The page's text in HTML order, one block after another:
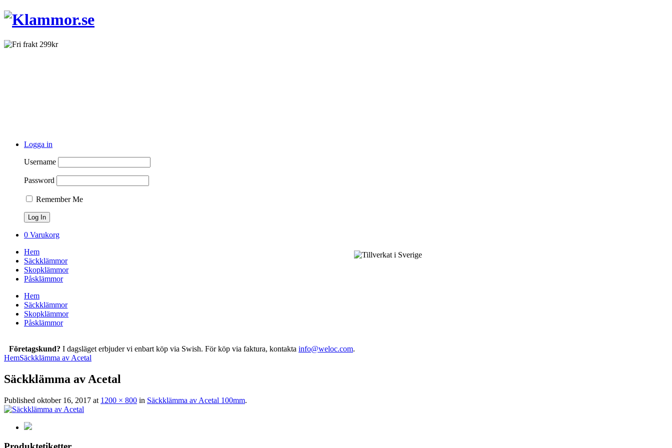
Logga in
Username
Password
Remember Me
0 Varukorg
Hem
Säckklämmor
Skopklämmor
Påsklämmor
Hem
Säckklämmor
Skopklämmor
Påsklämmor
Företagskund? I dagsläget erbjuder vi enbart köp via Swish. För köp via faktura, kontakta info@weloc.com.
HemSäckklämma av Acetal
Säckklämma av Acetal
Published oktober 16, 2017 at 1200 × 800 in Säckklämma av Acetal 100mm.